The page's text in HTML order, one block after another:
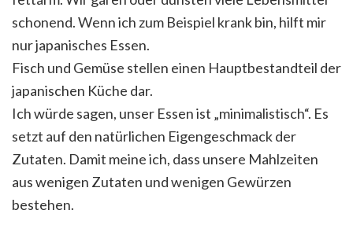
schonend. Wenn ich zum Beispiel krank bin, hilft mir
nur japanisches Essen.
Fisch und Gemüse stellen einen Hauptbestandteil der
japanischen Küche dar.
Ich würde sagen, unser Essen ist „minimalistisch“. Es
setzt auf den natürlichen Eigengeschmack der
Zutaten. Damit meine ich, dass unsere Mahlzeiten
aus wenigen Zutaten und wenigen Gewürzen
bestehen.